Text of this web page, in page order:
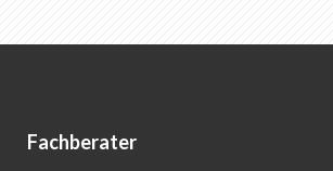
Fachberater